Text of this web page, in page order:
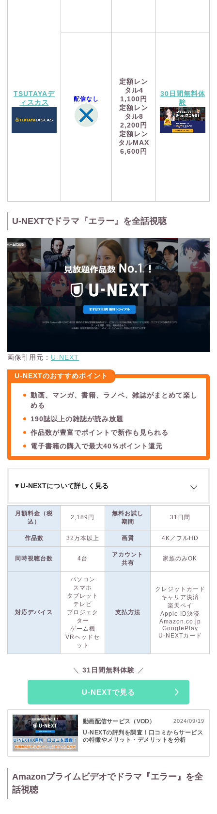
TSUTAYAデ
ィスカス
配信なし
定額レン
タル4
1,100円
定額レン
タル8
2,200円
定額レン
タルMAX
6,600円
30日間無料体
験
U-NEXTでドラマ『エラー』を全話視聴
画像引用元： U-NEXT
U-NEXTのおすすめポイント
動画、マンガ、書籍、ラノベ、雑誌がまとめて楽し
める
190誌以上の雑誌が読み放題
作品数が豊富でポイントで新作も見られる
電子書籍の購入で最大40％ポイント還元
▼U-NEXTについて詳しく見る
U-NEXTは、国内最大級の作品数を誇る動画配信サービス
そのコンテンツ数はなんと 32万本以上にのぼります。映画、
ドラマ、アニメ作品はもちろん、雑誌やマンガも一度に楽しめ
る点が特徴です。
配信タイトルには見放題作品だけでなく、新作映画のレンタル
も含まれています。有料作品は毎月付与されるポイントを利用
でき、マンガや映画チケットの購入にも活用可能で
さらに、U-NEXTでは31日間の無料トライアル
を実施！32万本
以上の動画が見放題で楽しめるほか、
200誌以上の雑誌も読み
になるお得なキャンペーンが含まれています。特典として
600円分のポイントも付与されるため、最新作のレンタルや電
子書籍の購入にも使えます。この絶好の機会に、ぜひU-NEXT
月額料金（税
込）
2,189円
無料お試し
期間
31日間
作品数 32万本以上 画質 4K／フルHD
同時視聴台数 4台
アカウント
共有
家族のみOK
対応デバイス
パソコン
スマホ
タブレット
テレビ
プロジェク
ター
ゲーム機
VRヘッドセ
ット
支払方法
クレジットカード
キャリア決済
楽天ペイ
Apple ID決済
Amazon.co.jp
GooglePlay
U-NEXTカード
31日間無料体験
U-NEXTで見る
動画配信サービス（VOD） 2024/09/19
U-NEXTの評判を調査！口コミからサービス
の特徴やメリット・デメリットを分析
Amazonプライムビデオでドラマ『エラー』を全
話視聴